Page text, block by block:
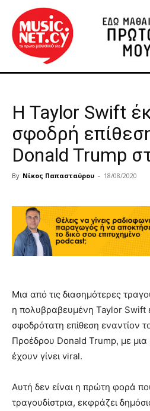
H Taylor Swift
σφοδρή
Donald Trump
By Νίκος Παπασταύρου - 18/08/2020
Μια από τις διασημότερες
η πολυβραβευμένη Taylor Swift
σφοδρότατη επίθεση εναντίον
Προέδρου Donald Trump, με
έχουν γίνει viral.
Αυτή δεν είναι η πρώτη φορά
τραγουδίστρια, εκφράζει